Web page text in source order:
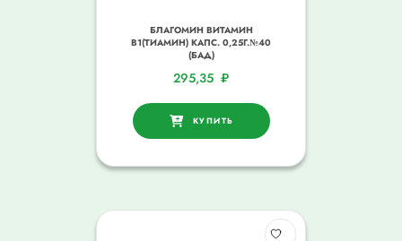
БЛАГОМИН ВИТАМИН
В1(ТИАМИН) КАПС. 0,25Г.№40
(БАД)
295,35 ₽
КУПИТЬ